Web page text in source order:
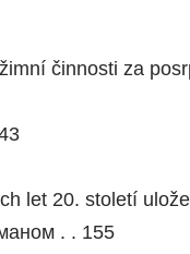
činnosti za
let 20. století
. . 155